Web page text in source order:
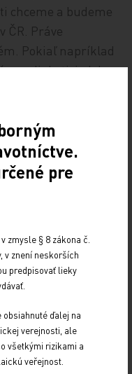
chceme a budeme
ČR. Práve
Pokiaľ napríklad
diabetici alebo
pridá ďalšiu.
dostupnú len
tej jedinej šance
zabudli na to,
z mnohých
ale má aj vplyv
funkciu
prístup je podľa
v Prahe. Vidíte
inšpiráciu?
pre
zmysle § 8 zákona č.
v znení neskorších
predpisovať lieky
obsiahnuté ďalej na
verejnosti, ale
všetkými rizikami a
veřejnost.